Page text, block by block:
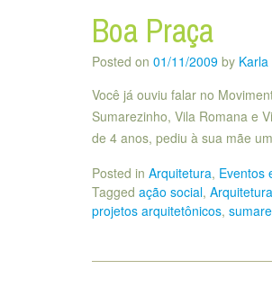
Boa Praça
Posted on 01/11/2009 by
Você já ouviu falar no
Sumarezinho, Vila Romana e
de 4 anos, pediu à sua mãe
Posted in Arquitetura, Eventos
Tagged ação social, Arquitetura
projetos arquitetônicos,